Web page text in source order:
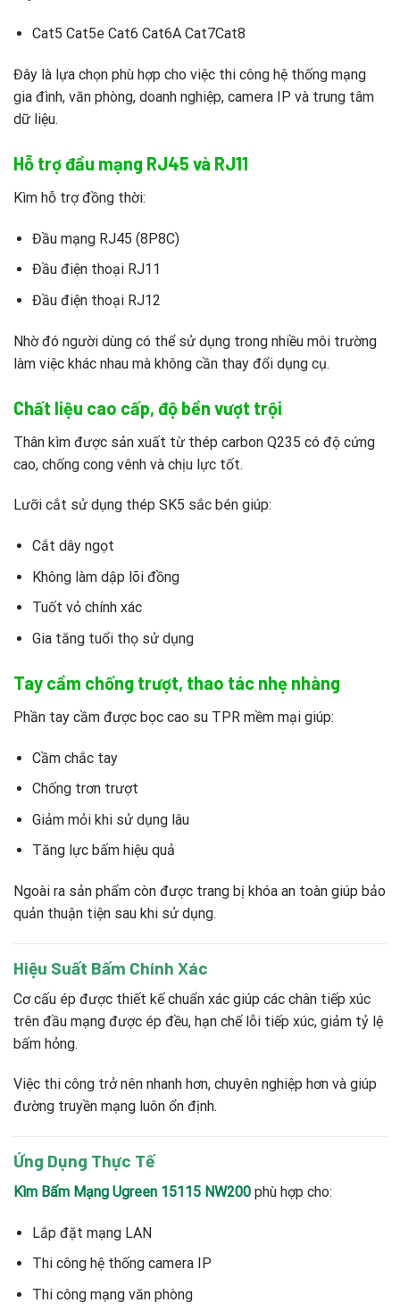
Cat5 Cat5e Cat6 Cat6A Cat7Cat8
Đây là lựa chọn phù hợp cho việc thi công hệ thống mạng
gia đình, văn phòng, doanh nghiệp, camera IP và trung tâm
dữ liệu.
Hỗ trợ đầu mạng RJ45 và RJ11
Kìm hỗ trợ đồng thời:
Đầu mạng RJ45 (8P8C)
Đầu điện thoại RJ11
Đầu điện thoại RJ12
Nhờ đó người dùng có thể sử dụng trong nhiều môi trường
làm việc khác nhau mà không cần thay đổi dụng cụ.
Chất liệu cao cấp, độ bền vượt trội
Thân kìm được sản xuất từ thép carbon Q235 có độ cứng
cao, chống cong vênh và chịu lực tốt.
Lưỡi cắt sử dụng thép SK5 sắc bén giúp:
Cắt dây ngọt
Không làm dập lõi đồng
Tuốt vỏ chính xác
Gia tăng tuổi thọ sử dụng
Tay cầm chống trượt, thao tác nhẹ nhàng
Phần tay cầm được bọc cao su TPR mềm mại giúp:
Cầm chắc tay
Chống trơn trượt
Giảm mỏi khi sử dụng lâu
Tăng lực bấm hiệu quả
Ngoài ra sản phẩm còn được trang bị khóa an toàn giúp bảo
quản thuận tiện sau khi sử dụng.
Hiệu Suất Bấm Chính Xác
Cơ cấu ép được thiết kế chuẩn xác giúp các chân tiếp xúc
trên đầu mạng được ép đều, hạn chế lỗi tiếp xúc, giảm tỷ lệ
bấm hỏng.
Việc thi công trở nên nhanh hơn, chuyên nghiệp hơn và giúp
đường truyền mạng luôn ổn định.
Ứng Dụng Thực Tế
Kìm Bấm Mạng Ugreen 15115 NW200 phù hợp cho:
Lắp đặt mạng LAN
Thi công hệ thống camera IP
Thi công mạng văn phòng